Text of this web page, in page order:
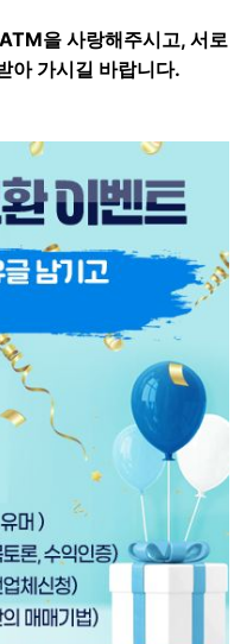
을 사랑해주시고, 서로
아 가시길 바랍니다.